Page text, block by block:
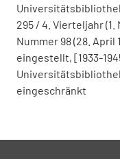
295 / 4. Vierteljahr (1.
Nummer 98 (28. April
eingestellt, [1933-
eingeschränkt